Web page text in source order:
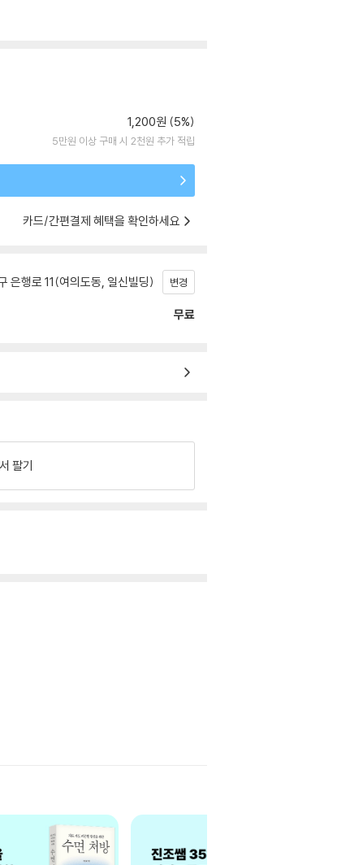
1,200원 (5%)
5만원 이상 구매 시 2천원 추가 적립
카드/간편결제 혜택을 확인하세요
은행로 11(여의도동, 일신빌딩) 변경
무료
팔기